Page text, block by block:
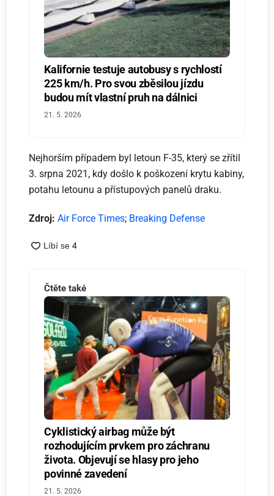
Kalifornie testuje autobusy s rychlostí
225 km/h. Pro svou zběsilou jízdu
budou mít vlastní pruh na dálnici
21. 5. 2026
Nejhorším případem byl letoun F-35, který se zřítil
3. srpna 2021, kdy došlo k poškození krytu kabiny,
potahu letounu a přístupových panelů draku.
Zdroj: Air Force Times; Breaking Defense
Čtěte také
Cyklistický airbag může být
rozhodujícím prvkem pro záchranu
života. Objevují se hlasy pro jeho
povinné zavedení
21. 5. 2026